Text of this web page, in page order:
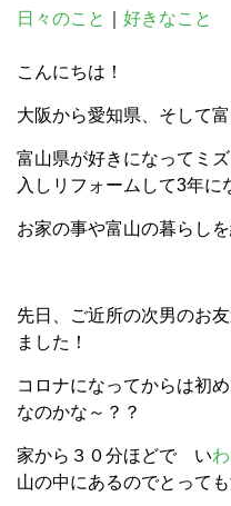
日々のこと
好きなこと
こんにちは！
大阪から愛知県、そして
富山県が好きになってミ
入しリフォームして3年に
お家の事や富山の暮らしを
先日、ご近所の次男のお
ました！
コロナになってからは初
なのかな～？？
家から３０分ほどで い
山の中にあるのでとっても